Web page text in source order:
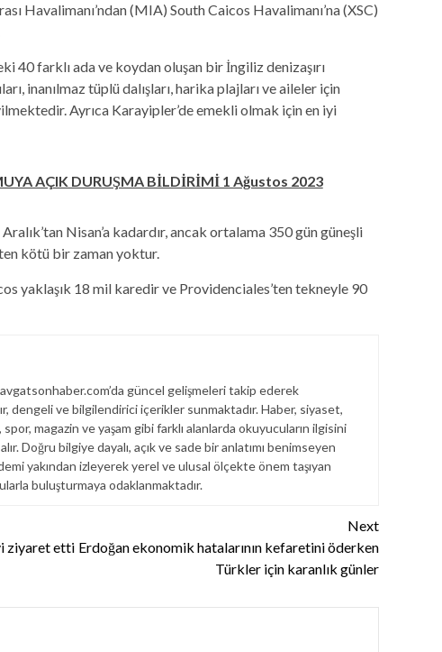
Havalimanı’ndan (MIA) South Caicos Havalimanı’na (XSC)
40 farklı ada ve koydan oluşan bir İngiliz denizaşırı
inanılmaz tüplü dalışları, harika plajları ve aileler için
Ayrıca Karayipler’de emekli olmak için en iyi
AÇIK DURUŞMA BİLDİRİMİ 1 Ağustos 2023
Nisan’a kadardır, ancak ortalama 350 gün güneşli
kötü bir zaman yoktur.
yaklaşık 18 mil karedir ve Providenciales’ten tekneyle 90
güncel gelişmeleri takip ederek
dengeli ve bilgilendirici içerikler sunmaktadır. Haber, siyaset,
magazin ve yaşam gibi farklı alanlarda okuyucuların ilgisini
Doğru bilgiye dayalı, açık ve sade bir anlatımı benimseyen
yakından izleyerek yerel ve ulusal ölçekte önem taşıyan
buluşturmaya odaklanmaktadır.
ziyaret etti
Next
Erdoğan ekonomik hatalarının kefaretini öderken
Türkler için karanlık günler